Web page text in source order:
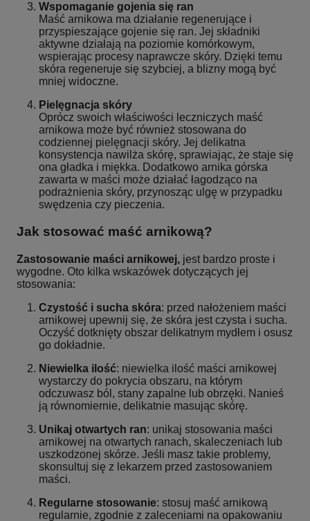
Wspomaganie gojenia się ran
Maść arnikowa ma działanie regenerujące i
przyspieszające gojenie się ran. Jej składniki
aktywne działają na poziomie komórkowym,
wspierając procesy naprawcze skóry. Dzięki temu
skóra regeneruje się szybciej, a blizny mogą być
mniej widoczne.
Pielęgnacja skóry
Oprócz swoich właściwości leczniczych maść
arnikowa może być również stosowana do
codziennej pielęgnacji skóry. Jej delikatna
konsystencja nawilża skórę, sprawiając, że staje się
ona gładka i miękka. Dodatkowo arnika górska
zawarta w maści może działać łagodząco na
podrażnienia skóry, przynosząc ulgę w przypadku
swędzenia czy pieczenia.
Jak stosować maść arnikową?
Zastosowanie maści arnikowej, jest bardzo proste i
wygodne. Oto kilka wskazówek dotyczących jej
stosowania:
Czystość i sucha skóra: przed nałożeniem maści
arnikowej upewnij się, że skóra jest czysta i sucha.
Oczyść dotknięty obszar delikatnym mydłem i osusz
go dokładnie.
Niewielka ilość: niewielka ilość maści arnikowej
wystarczy do pokrycia obszaru, na którym
odczuwasz ból, stany zapalne lub obrzęki. Nanieś
ją równomiernie, delikatnie masując skórę.
Unikaj otwartych ran: unikaj stosowania maści
arnikowej na otwartych ranach, skaleczeniach lub
uszkodzonej skórze. Jeśli masz takie problemy,
skonsultuj się z lekarzem przed zastosowaniem
maści.
Regularne stosowanie: stosuj maść arnikową
regularnie, zgodnie z zaleceniami na opakowaniu